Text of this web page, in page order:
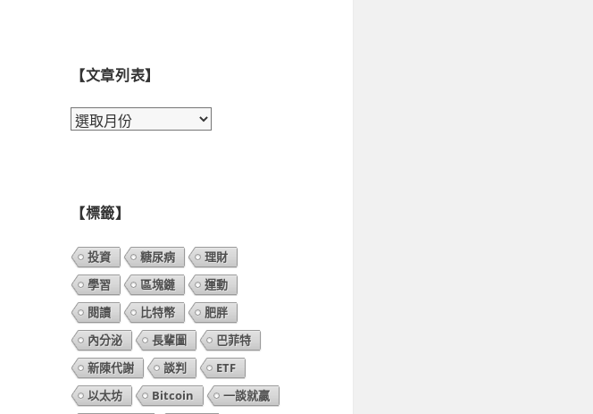
【文章列表】
【文
【標籤】
投資 糖尿病
理財
學習
區塊鏈
運動
閱讀
比特幣
肥胖
內分泌
長輩圖
巴菲特
新陳代謝
談判
ETF
以太坊
Bitcoin
一談就贏